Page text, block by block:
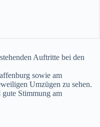
Auftritte bei den
sowie am
Umzügen zu sehen.
Stimmung am